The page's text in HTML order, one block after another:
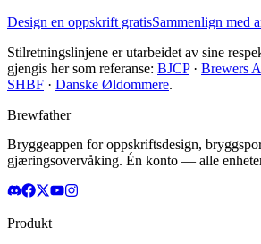
Design en oppskrift gratisSammenlign med
Stilretningslinjene er utarbeidet av sine
gjengis her som referanse: BJCP· Brewers
SHBF · Danske Øldommere.
Brewfather
Bryggeappen for oppskriftsdesign,
gjæringsovervåking. Én konto — alle
Produkt